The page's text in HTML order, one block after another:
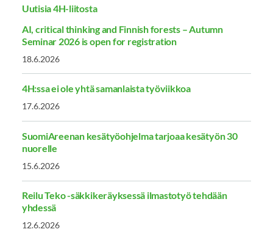
Uutisia 4H-liitosta
AI, critical thinking and Finnish forests – Autumn
Seminar 2026 is open for registration
18.6.2026
4H:ssa ei ole yhtä samanlaista työviikkoa
17.6.2026
SuomiAreenan kesätyöohjelma tarjoaa kesätyön 30
nuorelle
15.6.2026
Reilu Teko -säkkikeräyksessä ilmastotyö tehdään
yhdessä
12.6.2026